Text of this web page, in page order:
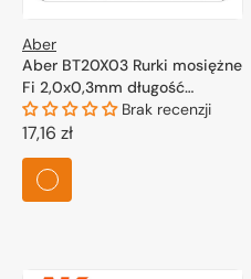
Aber
Aber BT20X03 Rurki mosiężne
Fi 2,0x0,3mm długość
250mm x 3 szt / Brass Tubes
2,0 x 0,3mm lenght 250mm x
3 pcs
Brak recenzji
Cena
regularna
17,16 zł